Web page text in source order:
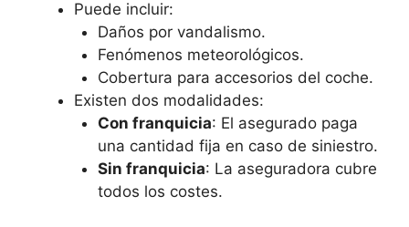
Puede incluir:
Daños por vandalismo.
Fenómenos meteorológicos.
Cobertura para accesorios del coche.
Existen dos modalidades:
Con franquicia: El asegurado paga
una cantidad fija en caso de siniestro.
Sin franquicia: La aseguradora cubre
todos los costes.